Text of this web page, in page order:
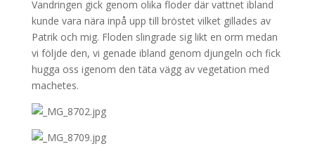
Vandringen gick genom olika floder där vattnet ibland
kunde vara nära inpå upp till bröstet vilket gillades av
Patrik och mig. Floden slingrade sig likt en orm medan
vi följde den, vi genade ibland genom djungeln och fick
hugga oss igenom den täta vägg av vegetation med
machetes.